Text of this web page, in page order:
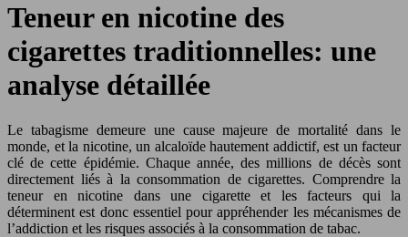
Teneur en nicotine des
cigarettes traditionnelles: une
analyse détaillée
Le tabagisme demeure une cause majeure de mortalité dans le
monde, et la nicotine, un alcaloïde hautement addictif, est un facteur
clé de cette épidémie. Chaque année, des millions de décès sont
directement liés à la consommation de cigarettes. Comprendre la
teneur en nicotine dans une cigarette et les facteurs qui la
déterminent est donc essentiel pour appréhender les mécanismes de
l’addiction et les risques associés à la consommation de tabac.